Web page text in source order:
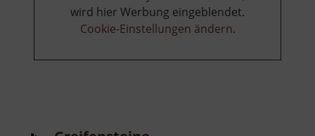
wird hier Werbung eingeblendet.
Cookie-Einstellungen ändern.